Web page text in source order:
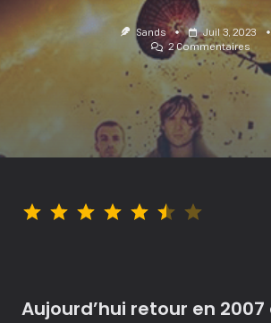
Sands
Juil 3, 2023
2 CommentairesSur
:
!
Aujourd’hui retour en 2007